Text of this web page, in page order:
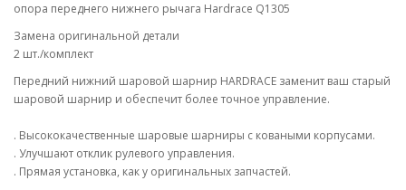
опора переднего нижнего рычага Hardrace Q1305
Замена оригинальной детали
2 шт./комплект
Передний нижний шаровой шарнир HARDRACE заменит ваш старый
шаровой шарнир и обеспечит более точное управление.
. Высококачественные шаровые шарниры с коваными корпусами.
. Улучшают отклик рулевого управления.
. Прямая установка, как у оригинальных запчастей.